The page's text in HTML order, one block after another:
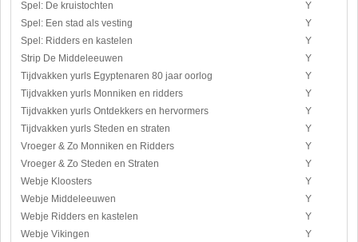
Spel: De kruistochten
Y
Spel: Een stad als vesting
Y
Spel: Ridders en kastelen
Y
Strip De Middeleeuwen
Y
Tijdvakken yurls Egyptenaren 80 jaar oorlog
Y
Tijdvakken yurls Monniken en ridders
Y
Tijdvakken yurls Ontdekkers en hervormers
Y
Tijdvakken yurls Steden en straten
Y
Vroeger & Zo Monniken en Ridders
Y
Vroeger & Zo Steden en Straten
Y
Webje Kloosters
Y
Webje Middeleeuwen
Y
Webje Ridders en kastelen
Y
Webje Vikingen
Y